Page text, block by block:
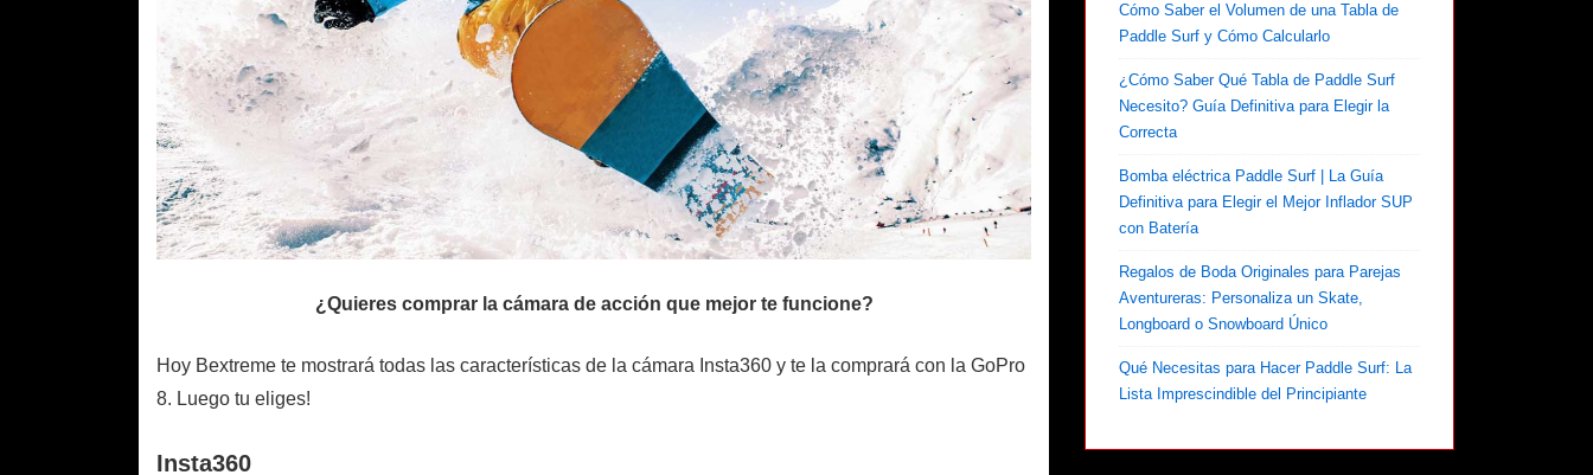
¿Quieres comprar la cámara de acción que mejor te funcione?
Hoy Bextreme te mostrará todas las características de la cámara Insta360 y te la comprará con la GoPro
8. Luego tu eliges!
Insta360
Cómo Saber el Volumen de una Tabla de
Paddle Surf y Cómo Calcularlo
¿Cómo Saber Qué Tabla de Paddle Surf
Necesito? Guía Definitiva para Elegir la
Correcta
Bomba eléctrica Paddle Surf | La Guía
Definitiva para Elegir el Mejor Inflador SUP
con Batería
Regalos de Boda Originales para Parejas
Aventureras: Personaliza un Skate,
Longboard o Snowboard Único
Qué Necesitas para Hacer Paddle Surf: La
Lista Imprescindible del Principiante